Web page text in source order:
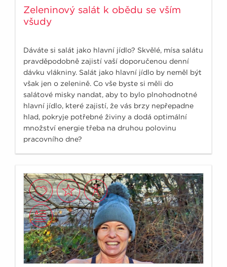
Zeleninový salát k obědu se vším
všudy
Dáváte si salát jako hlavní jídlo? Skvělé, mísa salátu
pravděpodobně zajistí vaší doporučenou denní
dávku vlákniny. Salát jako hlavní jídlo by neměl být
však jen o zelenině. Co vše byste si měli do
salátové misky nandat, aby to bylo plnohodnotné
hlavní jídlo, které zajistí, že vás brzy nepřepadne
hlad, pokryje potřebné živiny a dodá optimální
množství energie třeba na druhou polovinu
pracovního dne?